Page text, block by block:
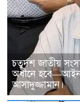
চতুর্দশ জাতীয়
অধীনে হবে—আইন,
আসাদুজ্জামান।